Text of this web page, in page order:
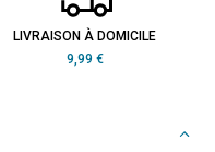
LIVRAISON À DOMICILE
9,99 €